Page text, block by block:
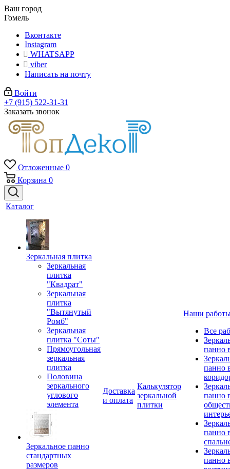
Ваш город
Гомель
Вконтакте
Instagram
WHATSAPP
viber
Написать на почту
Войти
+7 (915) 522-31-31
Заказать звонок
Отложенные 0
Корзина 0
Каталог
Зеркальная плитка
Зеркальная
плитка
"Квадрат"
Зеркальная
плитка
"Вытянутый
Ромб"
Зеркальная
плитка "Соты"
Прямоугольная
зеркальная
плитка
Половина
зеркального
углового
элемента
Зеркальное панно
стандартных
размеров
Доставка
и оплата
Калькулятор
зеркальной
плитки
Наши
Все
панно
панно
панно
панно
панно